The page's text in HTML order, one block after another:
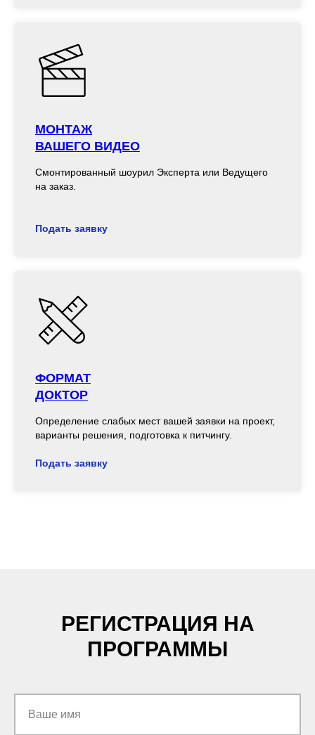
МОНТАЖ
ВАШЕГО ВИДЕО
Смонтированный шоурил Эксперта или Ведущего
на заказ.
Подать заявку
ФОРМАТ
ДОКТОР
Определение слабых мест вашей заявки на проект,
варианты решения, подготовка к питчингу.
Подать заявку
РЕГИСТРАЦИЯ НА
ПРОГРАММЫ
Ваше имя